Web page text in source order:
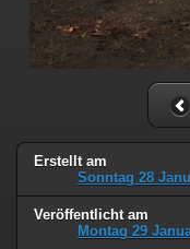
Erstellt am
Sonntag 28
Veröffentlicht am
Montag 29